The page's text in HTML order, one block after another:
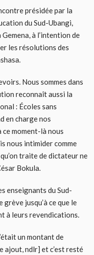
présidée par la
du Sud-Ubangi,
à l’intention de
les résolutions des
Nous sommes dans
reconnaît aussi la
: Écoles sans
en charge nos
moment-là nous
nous intimider comme
traite de dictateur ne
Bokula.
enseignants du Sud-
jusqu’à ce que le
à leurs revendications.
un montant de
ajout, ndlr] et c’est resté